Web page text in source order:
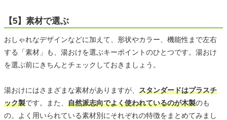
【5】素材で選ぶ
おしゃれなデザインなどに加えて、形状やカラー、機能性まで左右
する「素材」も、湯おけを選ぶキーポイントのひとつです。湯おけ
を選ぶ前にきちんとチェックしておきましょう。
湯おけにはさまざまな素材がありますが、 スタンダードはプラスチ
ック製です。また、 自然派志向でよく使われているのが木製のも
の。よく用いられている素材別にそれぞれの特徴をまとめてみまし